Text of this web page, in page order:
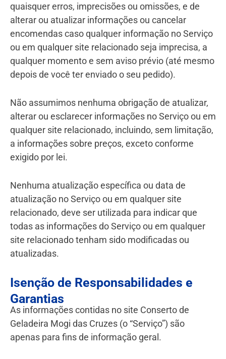
quaisquer erros, imprecisões ou omissões, e de
alterar ou atualizar informações ou cancelar
encomendas caso qualquer informação no Serviço
ou em qualquer site relacionado seja imprecisa, a
qualquer momento e sem aviso prévio (até mesmo
depois de você ter enviado o seu pedido).
Não assumimos nenhuma obrigação de atualizar,
alterar ou esclarecer informações no Serviço ou em
qualquer site relacionado, incluindo, sem limitação,
a informações sobre preços, exceto conforme
exigido por lei.
Nenhuma atualização específica ou data de
atualização no Serviço ou em qualquer site
relacionado, deve ser utilizada para indicar que
todas as informações do Serviço ou em qualquer
site relacionado tenham sido modificadas ou
atualizadas.
Isenção de Responsabilidades e
Garantias
As informações contidas no site Conserto de
Geladeira Mogi das Cruzes (o “Serviço”) são
apenas para fins de informação geral.